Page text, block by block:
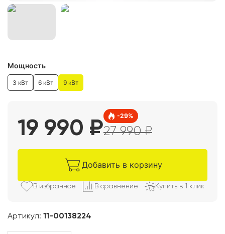
Мощность
3 кВт 6 кВт 9 кВт
Артикул: 11-00138224
19 990 ₽
-29%
27 990₽
Добавить в корзину
В избранное В сравнение Купить в 1 клик